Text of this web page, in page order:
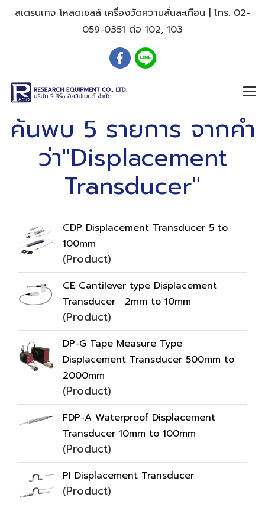
สเตรนเกจ โหลดเซลล์ เครื่องวัดความสั่นสะเทือน | โทร. 02-
059-0351 ต่อ 102, 103
ค้นพบ 5 รายการ จากคำ
ว่า"Displacement
Transducer"
CDP Displacement Transducer 5 to
100mm
(Product)
CE Cantilever type Displacement
Transducer 2mm to 10mm
(Product)
DP-G Tape Measure Type
Displacement Transducer 500mm to
2000mm
(Product)
FDP-A Waterproof Displacement
Transducer 10mm to 100mm
(Product)
PI Displacement Transducer
(Product)